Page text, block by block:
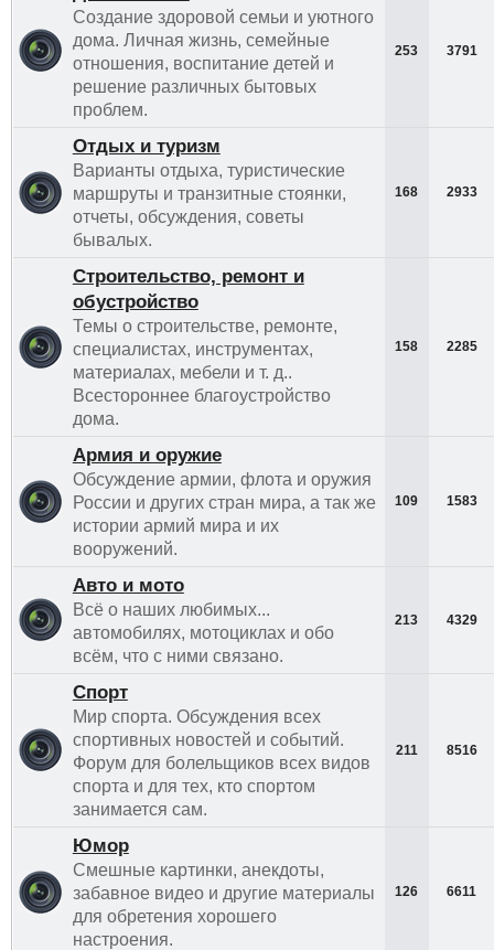
Создание здоровой семьи и уютного
дома. Личная жизнь, семейные
отношения, воспитание детей и
решение различных бытовых
проблем.
253 3791
Отдых и туризм
Варианты отдыха, туристические
маршруты и транзитные стоянки,
отчеты, обсуждения, советы
бывалых.
168 2933
Строительство, ремонт и
обустройство
Темы о строительстве, ремонте,
специалистах, инструментах,
материалах, мебели и т. д..
Всестороннее благоустройство
дома.
158 2285
Армия и оружие
Обсуждение армии, флота и оружия
России и других стран мира, а так же
истории армий мира и их
вооружений.
109 1583
Авто и мото
Всё о наших любимых...
автомобилях, мотоциклах и обо
всём, что с ними связано.
213 4329
Спорт
Мир спорта. Обсуждения всех
спортивных новостей и событий.
Форум для болельщиков всех видов
спорта и для тех, кто спортом
занимается сам.
211 8516
Юмор
Смешные картинки, анекдоты,
забавное видео и другие материалы
для обретения хорошего
настроения.
126 6611